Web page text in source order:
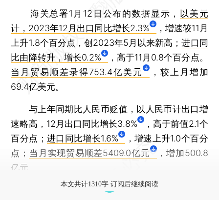
海关总署1月12日公布的数据显示， 以美元
计，2023年12月出口同比增长2.3%
，增速较11月
上升1.8个百分点，创2023年5月以来新高；进口同
比由降转升，增长0.2%
，高于11月0.8个百分点。
当月贸易顺差录得753.4亿美元
，较上月增加
69.4亿美元。
与上年同期比人民币贬值，以人民币计出口增
速略高， 12月出口同比增长3.8%
，高于前值2.1个
百分点； 进口同比增长1.6%
，增速上升1.0个百分
点； 当月实现贸易顺差5409.0亿元
，增加500.8
亿元。
本文共计1310字 订阅后继续阅读